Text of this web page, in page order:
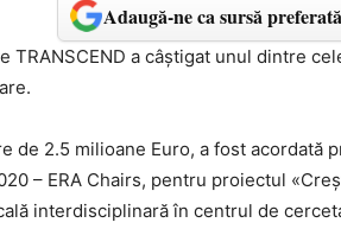
Adaugă-ne ca sursă
TRANSCEND a câştigat unul dintre
de 2.5 milioane Euro, a fost acordată
– ERA Chairs, pentru proiectul
interdisciplinară în centrul de